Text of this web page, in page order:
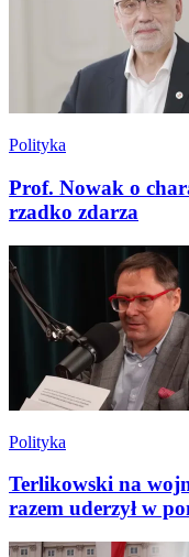
Polityka
Prof. Nowak o
rzadko zdarza
Polityka
Terlikowski na
razem uderzył w